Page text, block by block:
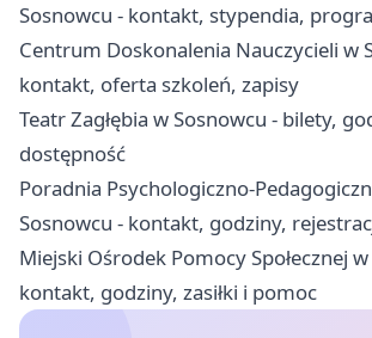
Sosnowcu - kontakt, stypendia,
Centrum Doskonalenia Nauczycieli w
kontakt, oferta szkoleń, zapisy
Teatr Zagłębia w Sosnowcu - bilety,
dostępność
Poradnia Psychologiczno-
Sosnowcu - kontakt, godziny,
Miejski Ośrodek Pomocy Społecznej
kontakt, godziny, zasiłki i pomoc